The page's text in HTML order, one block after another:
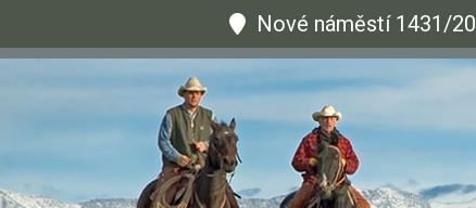
Nové náměstí 1431/20